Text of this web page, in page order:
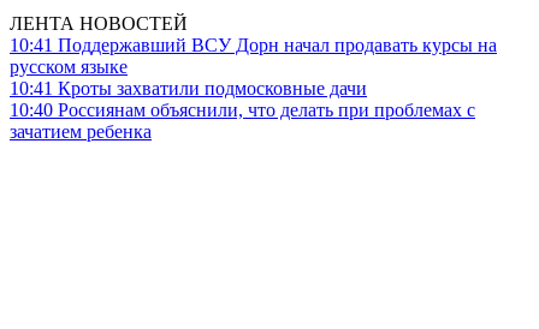
ЛЕНТА НОВОСТЕЙ
10:41 Поддержавший ВСУ Дорн начал продавать курсы на
русском языке
10:41 Кроты захватили подмосковные дачи
10:40 Россиянам объяснили, что делать при проблемах с
зачатием ребенка